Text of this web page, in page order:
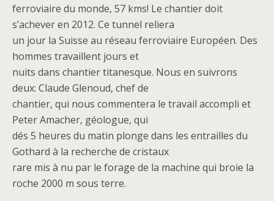
ferroviaire du monde, 57 kms! Le chantier doit
s’achever en 2012. Ce tunnel reliera
un jour la Suisse au réseau ferroviaire Européen. Des
hommes travaillent jours et
nuits dans chantier titanesque. Nous en suivrons
deux: Claude Glenoud, chef de
chantier, qui nous commentera le travail accompli et
Peter Amacher, géologue, qui
dés 5 heures du matin plonge dans les entrailles du
Gothard à la recherche de cristaux
rare mis à nu par le forage de la machine qui broie la
roche 2000 m sous terre.